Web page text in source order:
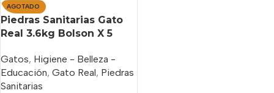
AGOTADO
Piedras Sanitarias Gato
Real 3.6kg Bolson X 5
Gatos, Higiene - Belleza -
Educación, Gato Real, Piedras
Sanitarias